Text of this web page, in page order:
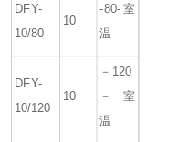
DFY-
10/80
10
-80-室
温
DFY-
10/120
10
－120
－室
温